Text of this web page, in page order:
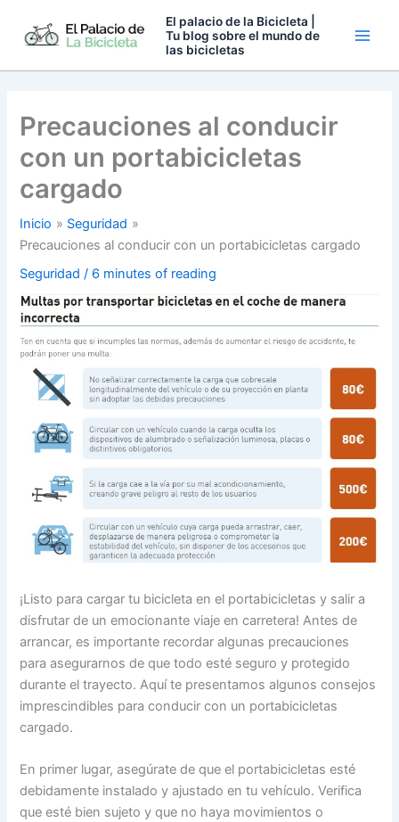
El palacio de la Bicicleta |
Tu blog sobre el mundo de
las bicicletas
Precauciones al conducir
con un portabicicletas
cargado
Inicio
Seguridad
Precauciones al conducir con un portabicicletas cargado
Seguridad / 6 minutes of reading
¡Listo para cargar tu bicicleta en el portabicicletas y salir a
disfrutar de un emocionante viaje en carretera! Antes de
arrancar, es importante recordar algunas precauciones
para asegurarnos de que todo esté seguro y protegido
durante el trayecto. Aquí te presentamos algunos consejos
imprescindibles para conducir con un portabicicletas
cargado.
En primer lugar, asegúrate de que el portabicicletas esté
debidamente instalado y ajustado en tu vehículo. Verifica
que esté bien sujeto y que no haya movimientos o